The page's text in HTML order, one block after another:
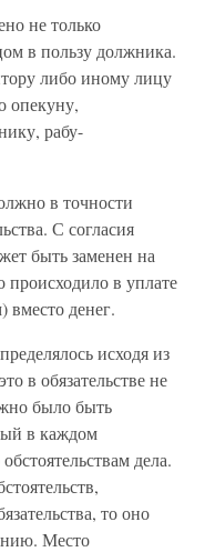
не только
в пользу должника.
либо иному лицу
опекуну,
рабу-
в точности
С согласия
быть заменен на
происходило в уплате
вместо денег.
исходя из
в обязательстве не
было быть
в каждом
дела.
то оно
Место